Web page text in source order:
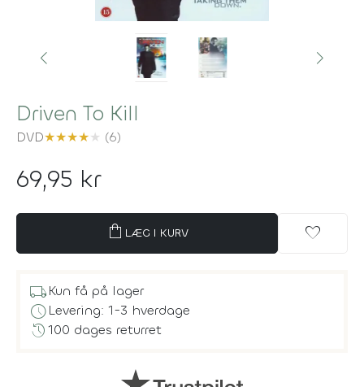
Driven To Kill
DVD★★★★★ (6)
69,95 kr
shopping_bag LÆG I KURV favorite
local_shippingKun få på lager
scheduleLevering: 1-3 hverdage
history100 dages returret